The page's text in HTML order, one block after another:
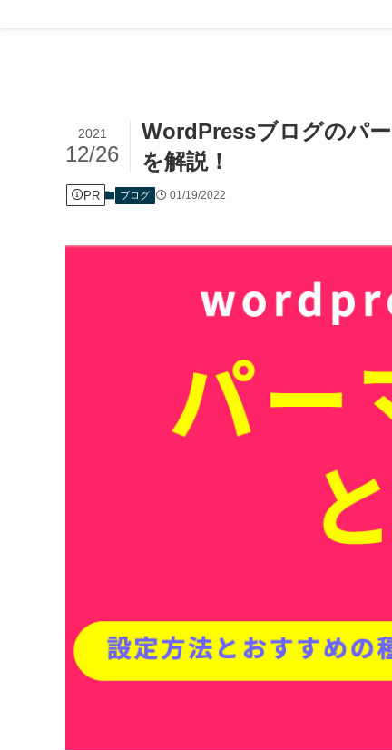
WordPressブログのパ
を解説！
2021
12/26
PR ブログ 01/19/2022